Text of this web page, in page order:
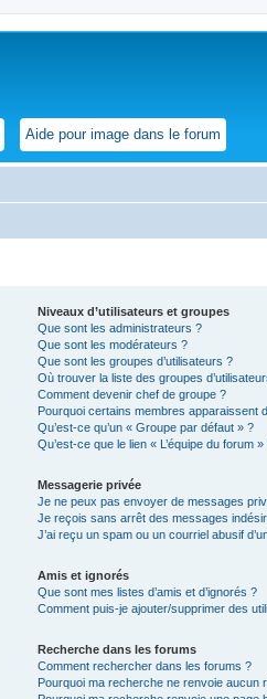
Aide pour image dans le forum
Niveaux d’utilisateurs et groupes
Que sont les administrateurs ?
Que sont les modérateurs ?
Que sont les groupes d’utilisateurs ?
Où trouver la liste des groupes
Comment devenir chef de groupe ?
Pourquoi certains membres apparaissent
Qu’est-ce qu’un « Groupe par défaut » ?
Qu’est-ce que le lien « L’équipe du forum »
Messagerie privée
Je ne peux pas envoyer de messages
Je reçois sans arrêt des messages
J’ai reçu un spam ou un courriel abusif
Amis et ignorés
Que sont mes listes d’amis et d’ignorés ?
Comment puis-je ajouter/supprimer des
Recherche dans les forums
Comment rechercher dans les forums ?
Pourquoi ma recherche ne renvoie aucun